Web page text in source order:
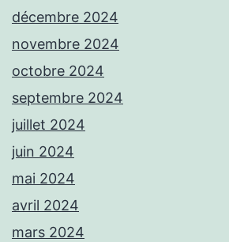
décembre 2024
novembre 2024
octobre 2024
septembre 2024
juillet 2024
juin 2024
mai 2024
avril 2024
mars 2024